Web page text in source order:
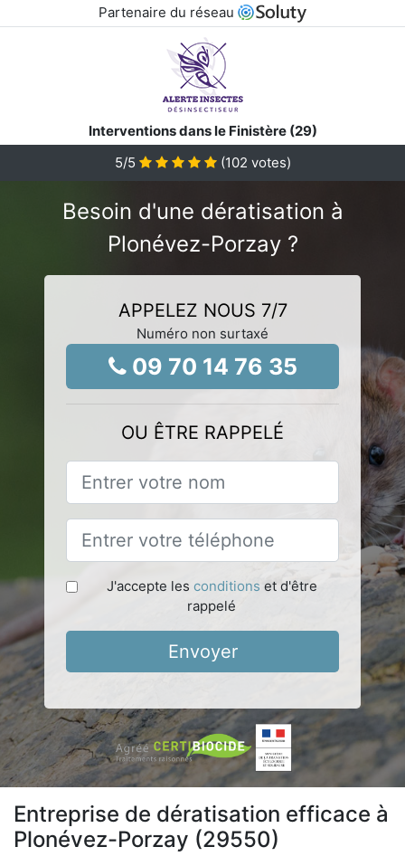
Partenaire du réseau
Interventions dans le Finistère (29)
5/5 (102 votes)
Besoin d'une dératisation à
Plonévez-Porzay ?
APPELEZ NOUS 7/7
Numéro non surtaxé
09 70 14 76 35
OU ÊTRE RAPPELÉ
J'accepte les conditions et d'être
rappelé
Envoyer
Entreprise de dératisation efficace à
Plonévez-Porzay (29550)